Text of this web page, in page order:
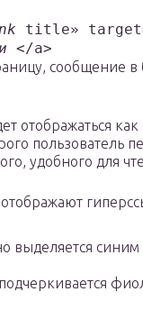
title»
</a>
сообщение
отображаться
пользователь
удобного для
выделяется синим